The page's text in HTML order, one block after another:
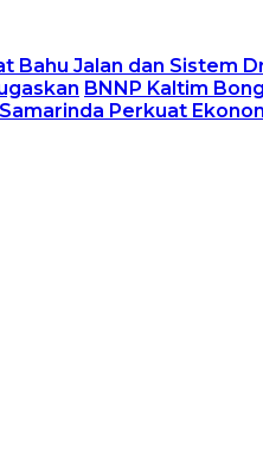
Bahu Jalan dan Sistem
BNNP Kaltim
Perkuat